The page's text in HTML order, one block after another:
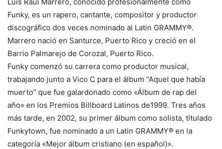
Funky, es un rapero, cantante, compositor y productor
discográfico dos veces nominado al Latin GRAMMY®.
Marrero nació en Santurce, Puerto Rico y creció en el
Barrio Palmarejo de Corozal, Puerto Rico.
Funky comenzó su carrera como productor musical,
trabajando junto a Vico C para el álbum “Aquel que había
muerto” que fue galardonado como «Álbum de rap del
año» en los Premios Billboard Latinos de1999. Tres años
más tarde, en 2002, su primer álbum como solista, titulado
Funkytown, fue nominado a un Latin GRAMMY® en la
categoría «Mejor álbum cristiano (en español)».